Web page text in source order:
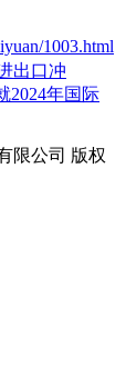
1003.html
出口冲
2024年国际
限公司 版权